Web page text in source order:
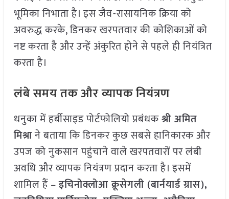
भूमिका निभाता है। इस जैव-रासायनिक क्रिया को
अवरुद्ध करके, डिनकर खरपतवार की कोशिकाओं को
नष्ट करता है और उन्हें अंकुरित होने से पहले ही नियंत्रित
करता है।
लंबे समय तक और व्यापक नियंत्रण
धनुका में हर्बीसाइड पोर्टफोलियो प्रबंधकश्री अमित
मिश्राने बताया कि डिनकर कुछ सबसे हानिकारक और
उपज को नुकसान पहुंचाने वाले खरपतवारों पर लंबी
अवधि और व्यापक नियंत्रण प्रदान करता है। इसमें
शामिल हैं –इचिनोक्लोआ क्रूसेगली (बार्नयार्ड ग्रास),